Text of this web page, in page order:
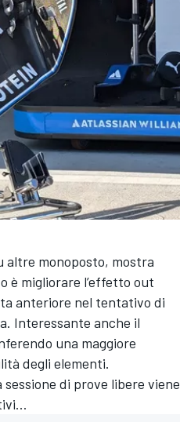
altre monoposto, mostra
è migliorare l’effetto out
anteriore nel tentativo di
Interessante anche il
una maggiore
degli elementi.
di prove libere viene